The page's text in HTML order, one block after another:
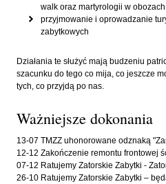
walk oraz martyrologii w
przyjmowanie i oprowadzanie
zabytkowych
Działania te służyć mają budzeniu
szacunku do tego co mija, co jeszcze
tych, co przyjdą po nas.
Ważniejsze dokonania
13-07 TMZZ uhonorowane odznaką
12-12 Zakończenie remontu frontowej
07-12 Ratujemy Zatorskie Zabytki -
26-10 Ratujemy Zatorskie Zabytki –